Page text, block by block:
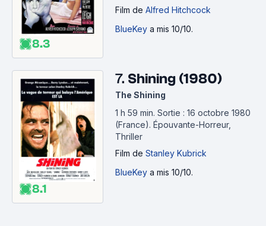
8.3
Film de Alfred Hitchcock
BlueKey a mis 10/10.
8.1
7. Shining (1980)
The Shining
1 h 59 min. Sortie : 16 octobre 1980
(France). Épouvante-Horreur,
Thriller
Film de Stanley Kubrick
BlueKey a mis 10/10.